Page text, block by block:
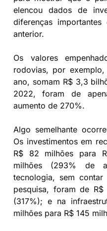
elencou dados de
diferenças
anterior.
Os valores
rodovias, por
ano, somam R$ 3,3
2022, foram de
aumento de 270%.
Algo semelhante
Os investimentos em
R$ 82 milhões para
milhões (293% de
tecnologia, sem
pesquisa, foram de
(317%); e na
milhões para R$ 145